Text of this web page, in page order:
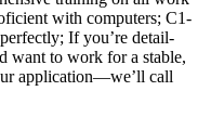
with computers; C1-
If you’re detail-
want to work for a stable,
application—we’ll call